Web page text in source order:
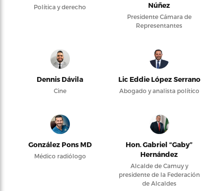
Política y derecho
Núñez
Presidente Cámara de
Representantes
Dennis Dávila
Cine
Lic Eddie López Serrano
Abogado y analista político
González Pons MD
Médico radiólogo
Hon. Gabriel “Gaby”
Hernández
Alcalde de Camuy y
presidente de la Federación
de Alcaldes